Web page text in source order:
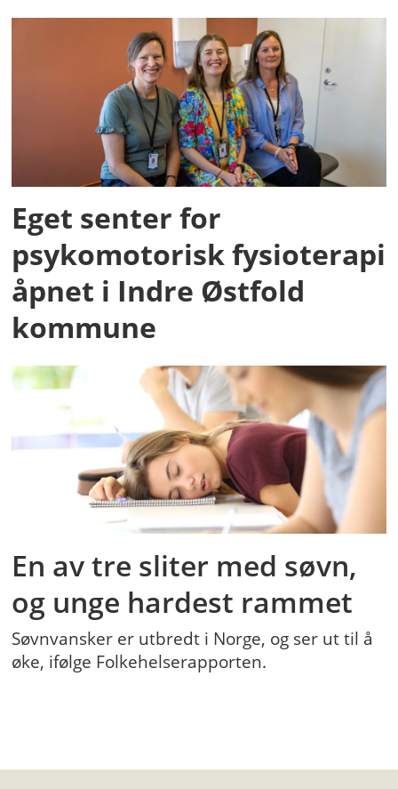
Eget senter for
psykomotorisk fysioterapi
åpnet i Indre Østfold
kommune
En av tre sliter med søvn,
og unge hardest rammet
Søvnvansker er utbredt i Norge, og ser ut til å
øke, ifølge Folkehelserapporten.